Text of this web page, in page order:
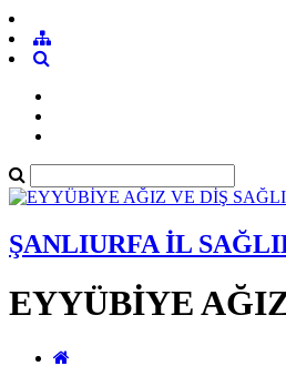
ŞANLIURFA İL
EYYÜBİYE